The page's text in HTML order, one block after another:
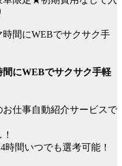
にWEBでサクサク手軽
お仕事自動紹介サービスで
時間いつでも選考可能！